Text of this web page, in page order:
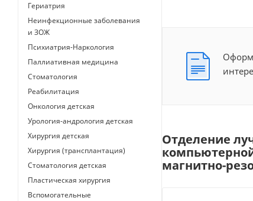
Отделение
магнитно-
Гериатрия
Неинфекционные заболевания
и ЗОЖ
Психиатрия-Наркология
Паллиативная медицина
Стоматология
Реабилитация
Онкология детская
Урология-андрология детская
Хирургия детская
Хирургия (трансплантация)
Стоматология детская
Пластическая хирургия
Вспомогательные